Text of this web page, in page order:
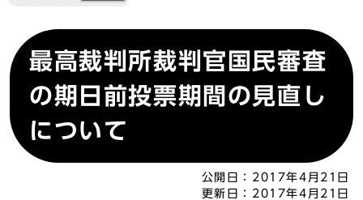
最高裁判所裁判官国民審査
の期日前投票期間の見直し
について
公開日： 2017年4月21日
更新日： 2017年4月21日